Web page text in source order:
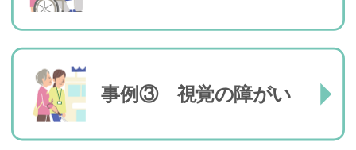
事例③ 視覚の障がい